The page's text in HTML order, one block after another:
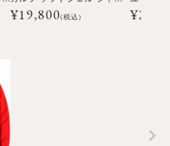
¥19,800(税込) ¥